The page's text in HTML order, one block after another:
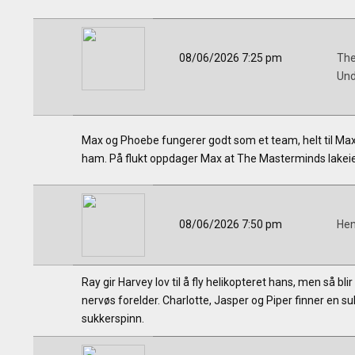
08/06/2026 7:25 pm
Max og Phoebe fungerer godt som et team, helt til
ham. På flukt oppdager Max at The Masterminds
08/06/2026 7:50 pm
Ray gir Harvey lov til å fly helikopteret hans, men så
nervøs forelder. Charlotte, Jasper og Piper finner en
sukkerspinn.